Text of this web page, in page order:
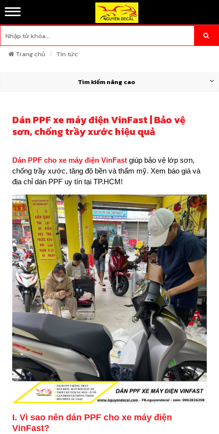
Trang chủ Tin tức
Tìm kiếm nâng cao
Dán PPF xe máy điện VinFast | Bảo vệ
sơn, chống trầy xước hiệu quả
Dán PPF cho xe máy điện VinFast giúp bảo vệ lớp sơn,
chống trầy xước, tăng độ bền và thẩm mỹ. Xem báo giá và
địa chỉ dán PPF uy tín tại TP.HCM!
I. Vì sao nên dán PPF cho xe máy điện
VinFast?